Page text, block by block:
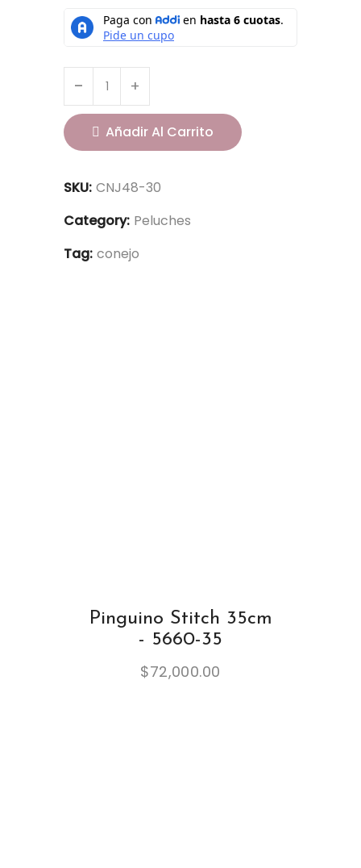
Añadir Al Carrito
SKU: CNJ48-30
Category: Peluches
Tag: conejo
Pinguino Stitch 35cm
- 5660-35
$72,000.00